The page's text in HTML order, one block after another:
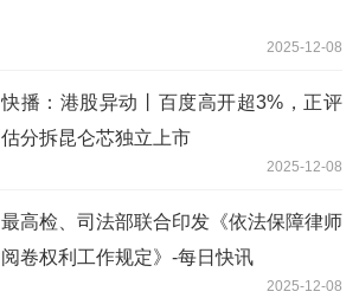
2025-12-08
快播：港股异动丨百度高开超3%，正评
估分拆昆仑芯独立上市
2025-12-08
最高检、司法部联合印发《依法保障律师
阅卷权利工作规定》-每日快讯
2025-12-08